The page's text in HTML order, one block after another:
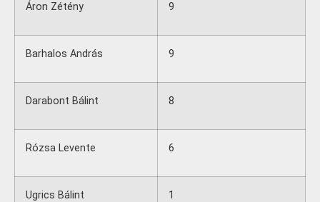
Áron Zétény 9
Barhalos András 9
Darabont Bálint 8
Rózsa Levente 6
Ugrics Bálint 1